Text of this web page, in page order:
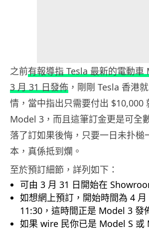
之前有報導指 Tesla 最新的電動車
3 月 31 日發佈 ，剛剛 Tesla 香港
情，當中指出只需要付出 $10,000
Model 3，而且這筆訂金更是可全
落了訂如果後悔，只要一日未扑槌
本，真係抵到爛。
至於預訂細節，詳列如下：
可由 3 月 31 日開始在
如想網上預訂，開始時間為 4 月
11:30，這時間正是 Model 3 發
如果 wire 民你已是 Model S 或